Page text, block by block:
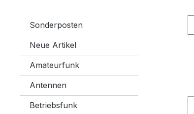
Sonderposten
Neue Artikel
Amateurfunk
Antennen
Betriebsfunk